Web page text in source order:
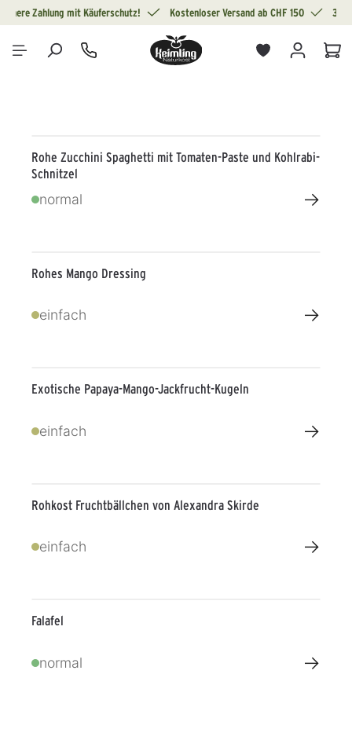
springen
Sichere Zahlung mit Käuferschutz! Kostenloser Versand ab CHF 150 30
Rohe Zucchini Spaghetti mit Tomaten-Paste und Kohlrabi-
Schnitzel
normal →
Rohes Mango Dressing
einfach →
Exotische Papaya-Mango-Jackfrucht-Kugeln
einfach →
Rohkost Fruchtbällchen von Alexandra Skirde
einfach →
Falafel
normal →